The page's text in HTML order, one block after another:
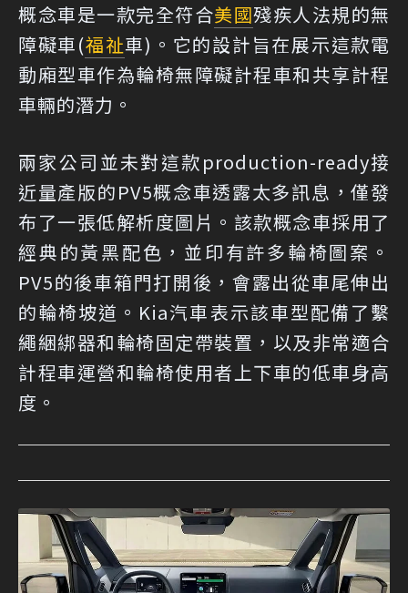
概念車是一款完全符合美國殘疾人法規的無
障礙車(福祉車)。它的設計旨在展示這款電
動廂型車作為輪椅無障礙計程車和共享計程
車輛的潛力。
兩家公司並未對這款production-ready接
近量產版的PV5概念車透露太多訊息，僅發
布了一張低解析度圖片。該款概念車採用了
經典的黃黑配色，並印有許多輪椅圖案。
PV5的後車箱門打開後，會露出從車尾伸出
的輪椅坡道。Kia汽車表示該車型配備了繫
繩綑綁器和輪椅固定帶裝置，以及非常適合
計程車運營和輪椅使用者上下車的低車身高
度。